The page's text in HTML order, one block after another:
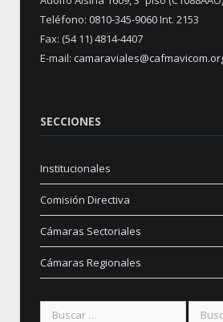
Teléfono: 0810-345-9060Int. 2153
Fax: (54 11) 4814-4407
E-mail:
SECCIONES
Institucionales
Comisión Directiva
Cámaras Sectoriales
Cámaras Regionales